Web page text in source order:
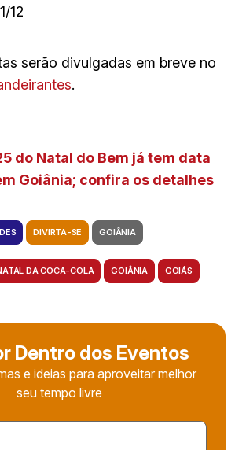
12
serão divulgadas em breve no
.
do Natal do Bem já tem data
Goiânia; confira os detalhes
DIVIRTA-SE GOIÂNIA
DA COCA-COLA GOIÂNIA GOIÁS
Dentro dos Eventos
e ideias para aproveitar melhor
seu tempo livre